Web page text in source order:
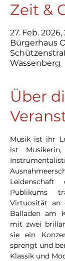
Zeit &
27. Feb.
Bürgerhaus
Wassenberg
Über
Musik ist ihr
ist
Publikums
Virtuosität an
Balladen am
mit zwei
sie ein
sprengt und
Klassik und